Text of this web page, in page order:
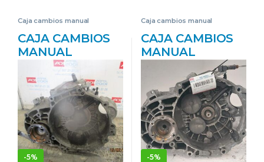
Caja cambios manual
CAJA CAMBIOS
MANUAL
VOLKSWAGEN
TOURAN (1T1)
(02.2003->) 2.0
TDI 16V BKD
KDM NEGRO
TRANSMISION
-5%
Caja cambios manual
CAJA CAMBIOS
MANUAL
VOLKSWAGEN
PASSAT
VARIANT (3C5)
(2005->) 2.0 TDI
16V BKP KDN
ROJO
TRANSMISION
-5%